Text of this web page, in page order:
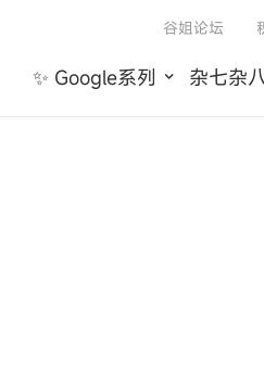
✨ Google系列 杂七杂
谷姐论坛